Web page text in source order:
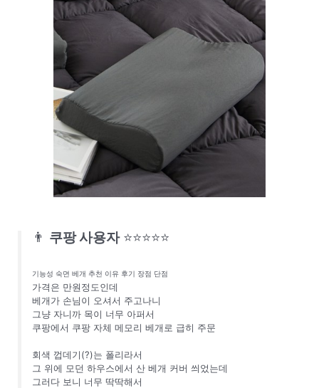
👨 쿠팡 사용자 ⭐⭐⭐⭐⭐
기능성 숙면 베개 추천 이유 후기 장점 단점
가격은 만원정도인데
베개가 손님이 오셔서 주고나니
그냥 자니까 목이 너무 아퍼서
쿠팡에서 쿠팡 자체 메모리 베개로 급히 주문
회색 껍데기(?)는 폴리라서
그 위에 모던 하우스에서 산 베개 커버 씌었는데
그러다 보니 너무 딱딱해서